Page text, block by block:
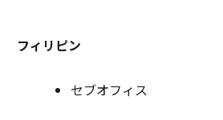
フィリピン
セブオフィス